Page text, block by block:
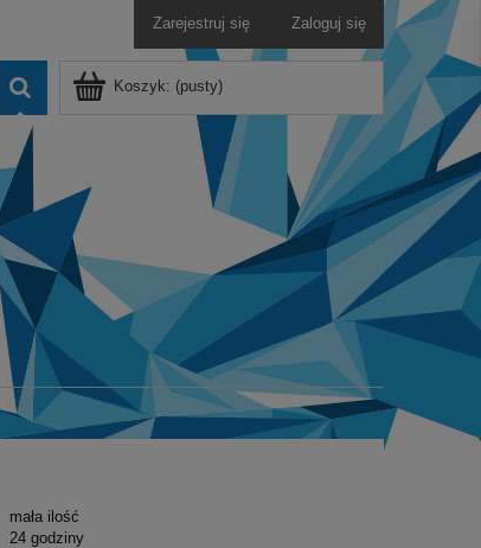
Zarejestruj się Zaloguj się
Koszyk: (pusty)
mała ilość
24 godziny